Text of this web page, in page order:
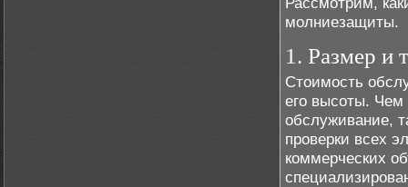
молниезащиты.
1. Размер и
Стоимость
его высоты.
обслуживание,
проверки всех
коммерческих